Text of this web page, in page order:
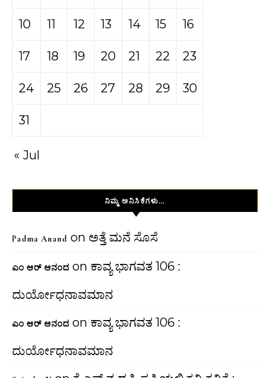
10 11 12 13 14 15 16
17 18 19 20 21 22 23
24 25 26 27 28 29 30
31
« Jul
ನಿಮ್ಮ ಅನಿಸಿಕೆಗಳು…
Padma Anand on ಅತ್ತೆ ಮನೆ ಸೊಸೆ
ಎಂ ಆರ್ ಆನಂದ on ಕಾವ್ಯ ಭಾಗವತ 106 :
ದುರ್ಯೋಧನಾವಮಾನ
ಎಂ ಆರ್ ಆನಂದ on ಕಾವ್ಯ ಭಾಗವತ 106 :
ದುರ್ಯೋಧನಾವಮಾನ